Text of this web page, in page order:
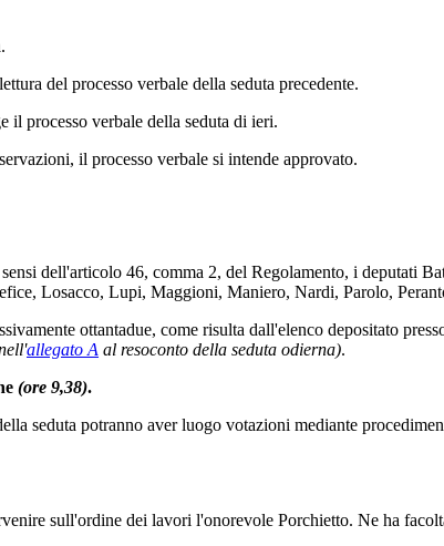
del processo verbale della seduta precedente.
il processo verbale della seduta di ieri.
il processo verbale si intende approvato.
dell'articolo 46, comma 2, del Regolamento, i deputati
Losacco, Lupi, Maggioni, Maniero, Nardi, Parolo,
ottantadue, come risulta dall'elenco depositato
allegato A al resoconto della seduta odierna).
(ore 9,38).
seduta potranno aver luogo votazioni mediante
sull'ordine dei lavori l'onorevole Porchietto. Ne ha